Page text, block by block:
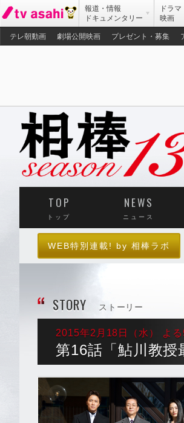
報道・情報
ドキュメンタリー
ドラマ
映画
テレ朝動画
劇場公開映画 プレゼント・募集
TOP
トップ
NEWS
ニュース
WEB特別連載! by 相棒ラボ
STORY ストーリー
2015年2月18日（水） よ
第16話「鮎川教授